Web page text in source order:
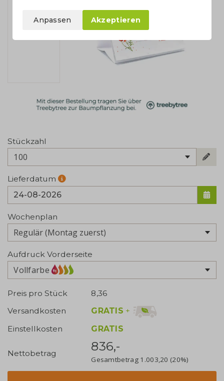
Stückzahl
100
Lieferdatum
Wochenplan
Aufdruck Vorderseite
Vollfarbe
Preis pro Stück
8,36
Versandkosten
GRATIS +
Einstellkosten
GRATIS
Nettobetrag 836,-
Gesamtbetrag 1.003,20 (20%)
Anpassen Akzeptieren